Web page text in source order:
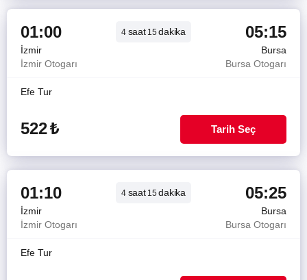
01:00 4 saat15dakika 05:15
İzmir
Bursa
İzmir Otogarı
Bursa Otogarı
Efe Tur
522₺ Tarih Seç
01:10 4 saat15dakika 05:25
İzmir
Bursa
İzmir Otogarı
Bursa Otogarı
Efe Tur